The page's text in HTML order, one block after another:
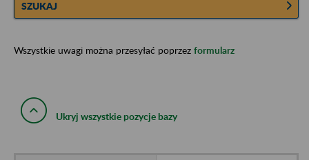
SZUKAJ
Wszystkie uwagi można przesyłać poprzez formularz
Ukryj wszystkie pozycje bazy